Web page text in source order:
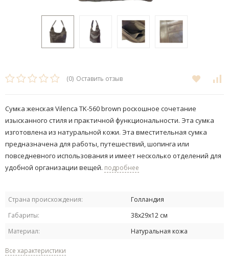
(0) Оставить отзыв
Сумка женская Vilenca TK-560 brown роскошное сочетание
изысканного стиля и практичной функциональности. Эта сумка
изготовлена из натуральной кожи. Эта вместительная сумка
предназначена для работы, путешествий, шопинга или
повседневного использования и имеет несколько отделений для
удобной организации вещей. подробнее
Страна происхождения:
Голландия
Габариты:
38х29х12 см
Материал:
Натуральная кожа
Все характеристики